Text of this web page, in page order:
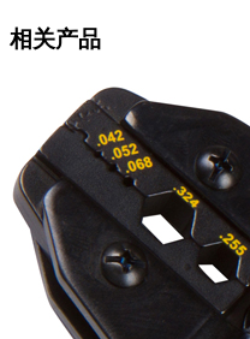
相关产品